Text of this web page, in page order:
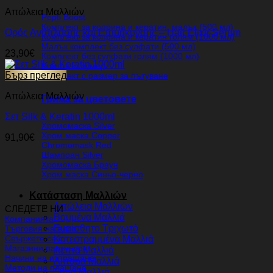
Pepti Boost
Комплект за коприна и кератин, малък (500 мл)
Комплект за коприна и кератин голям (1000 мл)
Малък комплект без сулфати (500 мл)
Комплект без сулфати голям (1000 мл)
Комплект зумер
Комплект с размер за пътуване
Грижа за цветовете
Хромомаска Silver
Хром маска Copper
Chromomask Red
Шампоан Silver
Хромомаска Браун
Хром маска Синьо-черно
Κατάσταση Μαλλιών
Απώλεια Μαλλιών
Βαμμένα Μαλλιά
Ευαίσθητο Τριχωτό
Κατεστραμμένα Μαλλιά
Λεπτά Μαλλιά
Λιπαρά Μαλλιά
Απώλεια Μαλλιών
Ορός Ανάπλασης και Επιμήκυνσης – Hair Elixir Serum
23,90€
Бърз преглед
Απώλεια Μαλλιών
Σετ Silk & Keratin 1000ml
91,90€
СЛЕДЕТЕ НИ
Компанията
Търговия на едро
Свържете се с
Магазини партньори
Начини на изпращане
Методи на плащане